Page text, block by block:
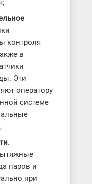
контроля
в
Эти
оператору
системе
.
паров и
при